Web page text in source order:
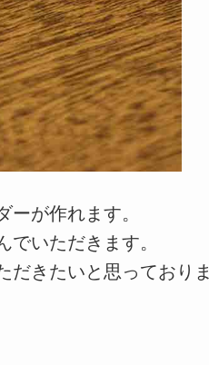
が作れます。
いただきます。
だきたいと思っておりま